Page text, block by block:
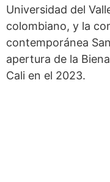
Universidad del
colombiano, y la
contemporánea
apertura de la
Cali en el 2023.